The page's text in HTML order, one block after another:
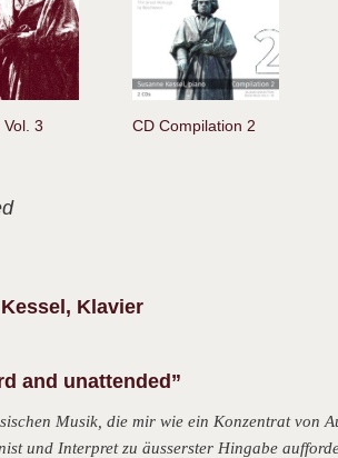
3 CD Compilation 2
Klavier
and unattended”
Musik, die mir wie ein Konzentrat von
und Interpret zu äusserster Hingabe